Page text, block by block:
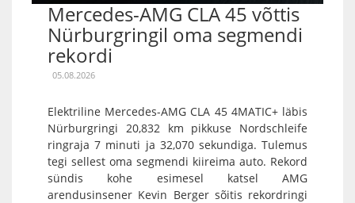
Mercedes-AMG CLA 45 võttis
Nürburgringil oma segmendi
rekordi
05.08.2026
Elektriline Mercedes-AMG CLA 45 4MATIC+ läbis
Nürburgringi 20,832 km pikkuse Nordschleife
ringraja 7 minuti ja 32,070 sekundiga. Tulemus
tegi sellest oma segmendi kiireima auto. Rekord
sündis kohe esimesel katsel AMG
arendusinsener Kevin Berger sõitis rekordringi